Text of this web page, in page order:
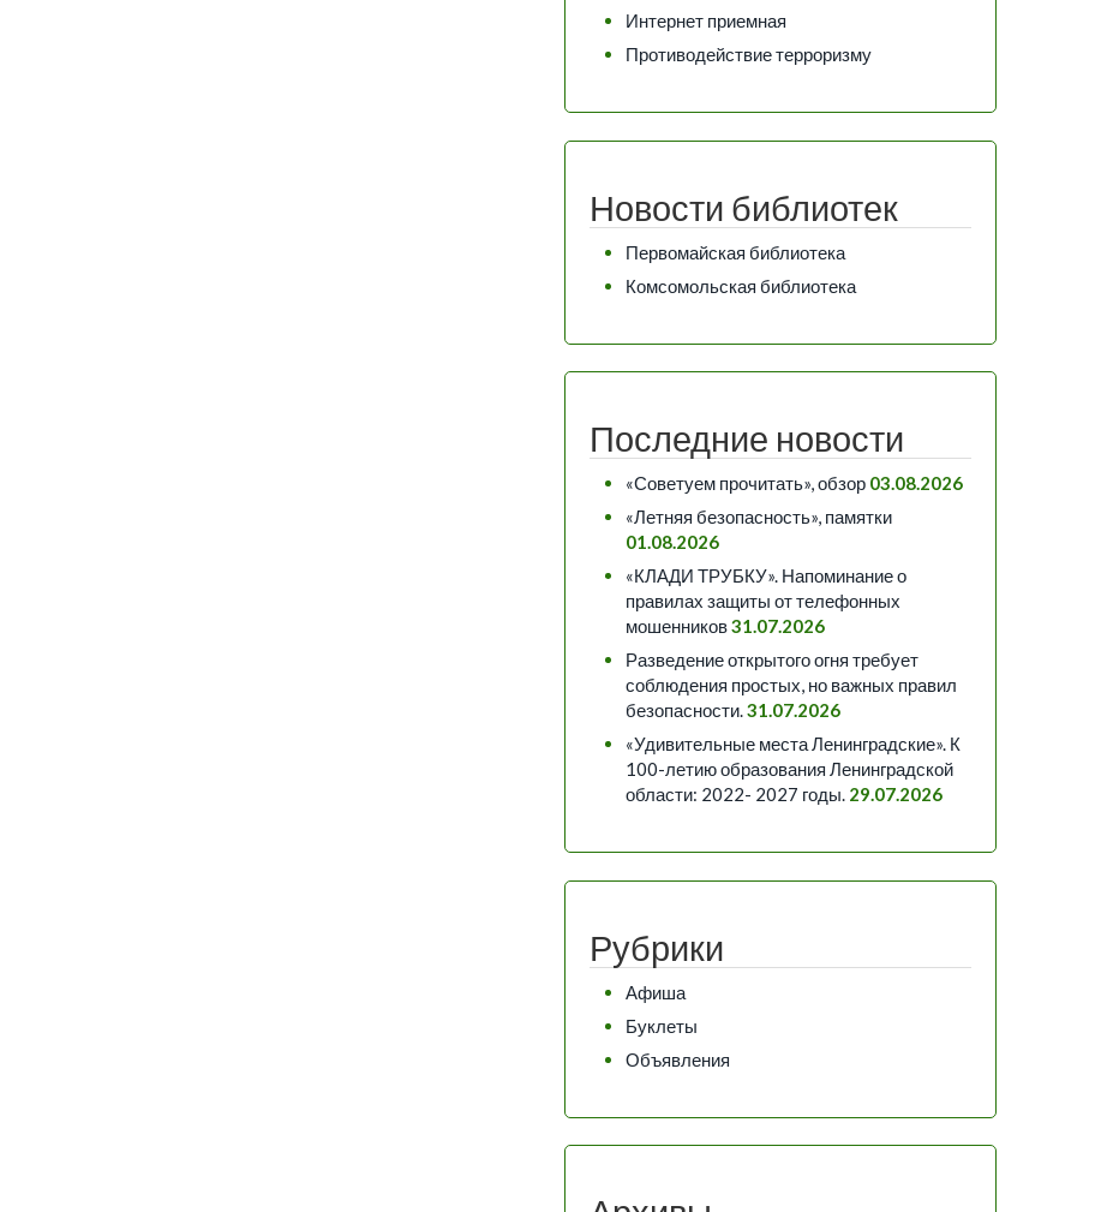
Интернет приемная
Противодействие терроризму
Новости библиотек
Первомайская библиотека
Комсомольская библиотека
Последние новости
«Советуем прочитать», обзор 03.08.2026
«Летняя безопасность», памятки
01.08.2026
«КЛАДИ ТРУБКУ». Напоминание о
правилах защиты от телефонных
мошенников31.07.2026
Разведение открытого огня требует
соблюдения простых, но важных правил
безопасности.31.07.2026
«Удивительные места Ленинградские». К
100-летию образования Ленинградской
области: 2022- 2027 годы. 29.07.2026
Рубрики
Афиша
Буклеты
Объявления